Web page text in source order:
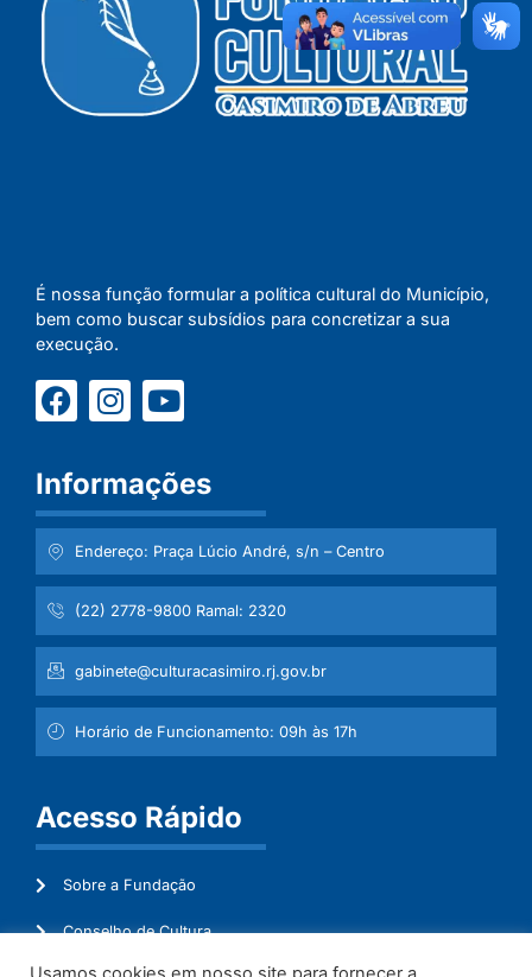
É nossa função formular a política cultural do Município,
bem como buscar subsídios para concretizar a sua
execução.
Informações
Endereço: Praça Lúcio André, s/n – Centro
(22) 2778-9800 Ramal: 2320
gabinete@culturacasimiro.rj.gov.br
Horário de Funcionamento: 09h às 17h
Acesso Rápido
Sobre a Fundação
Conselho de Cultura